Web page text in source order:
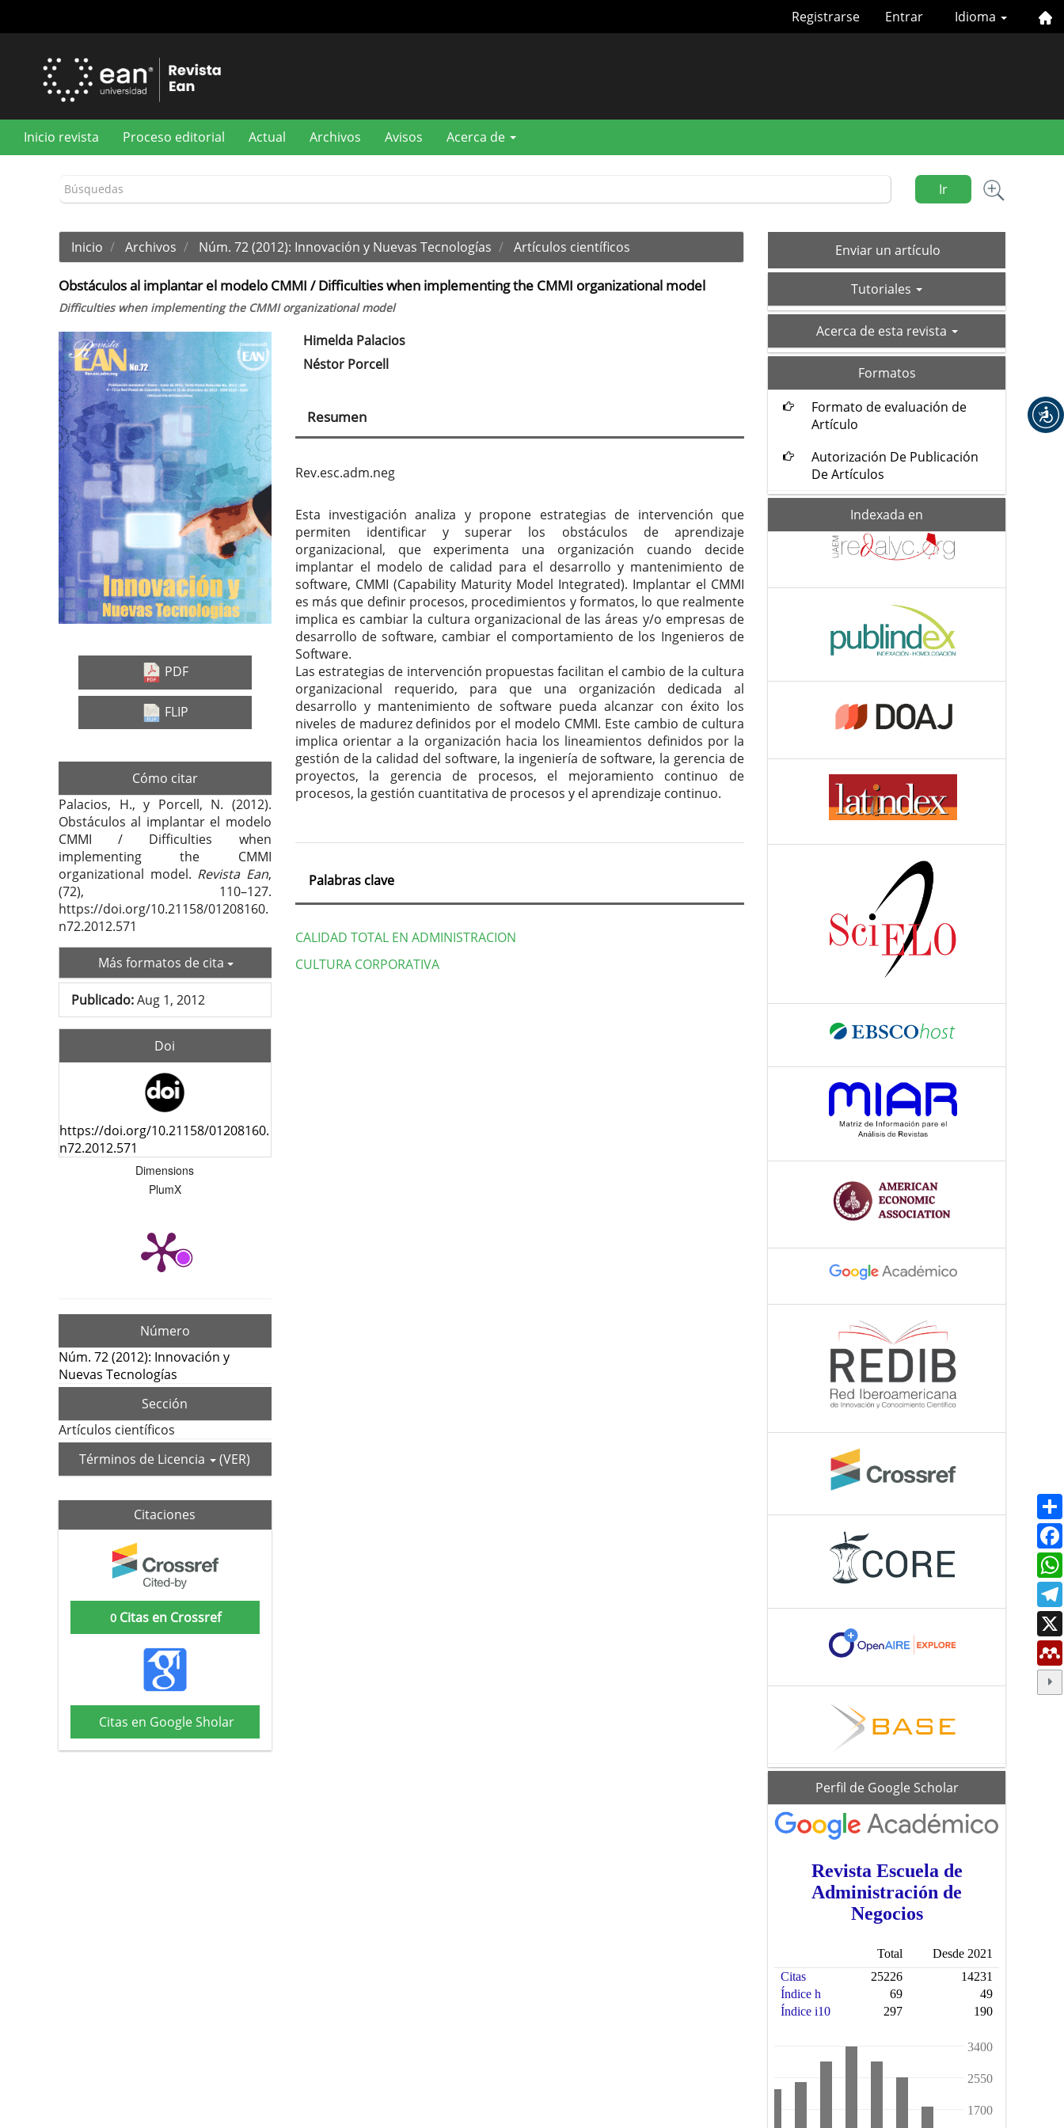
principal
Idioma
Registrarse Entrar
Inicio revista Proceso editorial Actual Archivos Avisos Acerca de
Ir
Inicio Archivos Núm. 72 (2012): Innovación y Nuevas Tecnologías Artículos científicos
Obstáculos al implantar el modelo CMMI / Difficulties when implementing the CMMI organizational model
Difficulties when implementing the CMMI organizational model
Barra
lateral
del
artículo
PDF
FLIP
Cómo citar
Palacios, H., y Porcell, N. (2012).
Obstáculos al implantar el modelo
CMMI / Difficulties when
implementing the CMMI
organizational model. Revista Ean,
(72), 110–127.
https://doi.org/10.21158/01208160.
n72.2012.571
Más formatos de cita
Publicado:Aug 1, 2012
Doi
https://doi.org/10.21158/01208160.
n72.2012.571
Dimensions
PlumX
Número
Núm. 72 (2012): Innovación y
Nuevas Tecnologías
Sección
Artículos científicos
Términos de Licencia
(VER)
Citaciones
0Citas en Crossref
Citas en Google Sholar
Contenido
del
artículo
Himelda Palacios
Néstor Porcell
Resumen
Rev.esc.adm.neg
Esta investigación analiza y propone estrategias de intervención que
permiten identificar y superar los obstáculos de aprendizaje
organizacional, que experimenta una organización cuando decide
implantar el modelo de calidad para el desarrollo y mantenimiento de
software, CMMI (Capability Maturity Model Integrated). Implantar el CMMI
es más que definir procesos, procedimientos y formatos, lo que realmente
implica es cambiar la cultura organizacional de las áreas y/o empresas de
desarrollo de software, cambiar el comportamiento de los Ingenieros de
Software.
Las estrategias de intervención propuestas facilitan el cambio de la cultura
organizacional requerido, para que una organización dedicada al
desarrollo y mantenimiento de software pueda alcanzar con éxito los
niveles de madurez definidos por el modelo CMMI. Este cambio de cultura
implica orientar a la organización hacia los lineamientos definidos por la
gestión de la calidad del software, la ingeniería de software, la gerencia de
proyectos, la gerencia de procesos, el mejoramiento continuo de
procesos, la gestión cuantitativa de procesos y el aprendizaje continuo.
Palabras clave
CALIDAD TOTAL EN ADMINISTRACION
CULTURA CORPORATIVA
Enviar
un
Enviar un artículo
Tutoriales
acerca-Acerca de esta revista
Formatos
Formato de evaluación de
Artículo
Autorización De Publicación
De Artículos
Indexada en
scholarPerfil de Google Scholar